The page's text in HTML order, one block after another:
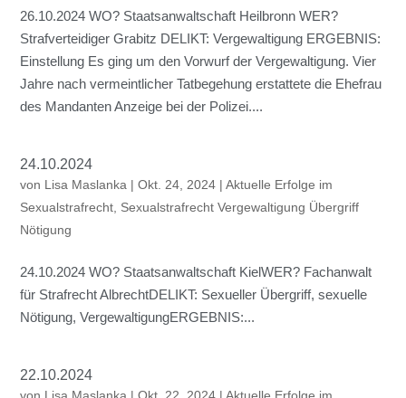
26.10.2024 WO? Staatsanwaltschaft Heilbronn WER?
Strafverteidiger Grabitz DELIKT: Vergewaltigung ERGEBNIS:
Einstellung Es ging um den Vorwurf der Vergewaltigung. Vier
Jahre nach vermeintlicher Tatbegehung erstattete die Ehefrau
des Mandanten Anzeige bei der Polizei....
24.10.2024
von Lisa Maslanka |Okt. 24, 2024 |Aktuelle Erfolge im
Sexualstrafrecht Sexualstrafrecht Vergewaltigung Übergriff
Nötigung
24.10.2024 WO? Staatsanwaltschaft KielWER? Fachanwalt
für Strafrecht AlbrechtDELIKT: Sexueller Übergriff, sexuelle
Nötigung, VergewaltigungERGEBNIS:...
22.10.2024